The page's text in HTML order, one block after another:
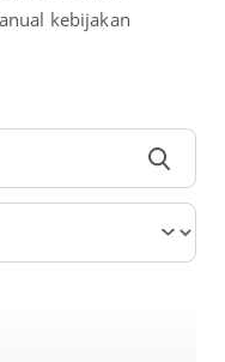
kebijakan